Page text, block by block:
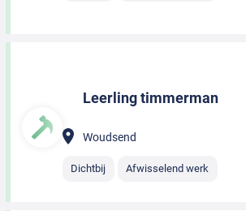
Leerling timmerman
Woudsend
Dichtbij Afwisselend werk